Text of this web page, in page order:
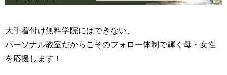
大手着付け無料学院にはできない、
パーソナル教室だからこそのフォロー体制で輝く母・女性
を応援します！